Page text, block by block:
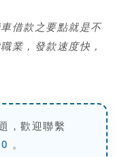
借款之要點就是不
業，發款速度快，
，歡迎聯繫
。